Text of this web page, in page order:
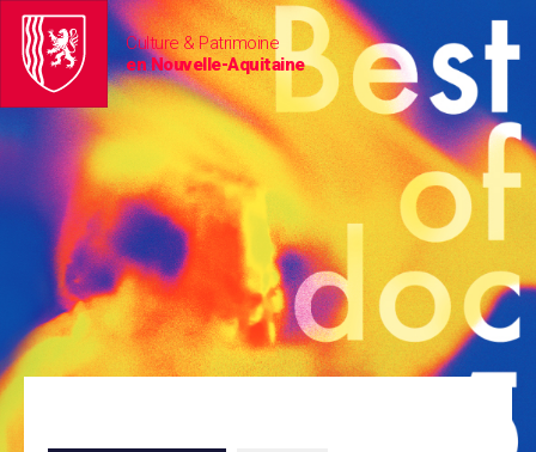
Culture & Patrimoine
en Nouvelle-Aquitaine